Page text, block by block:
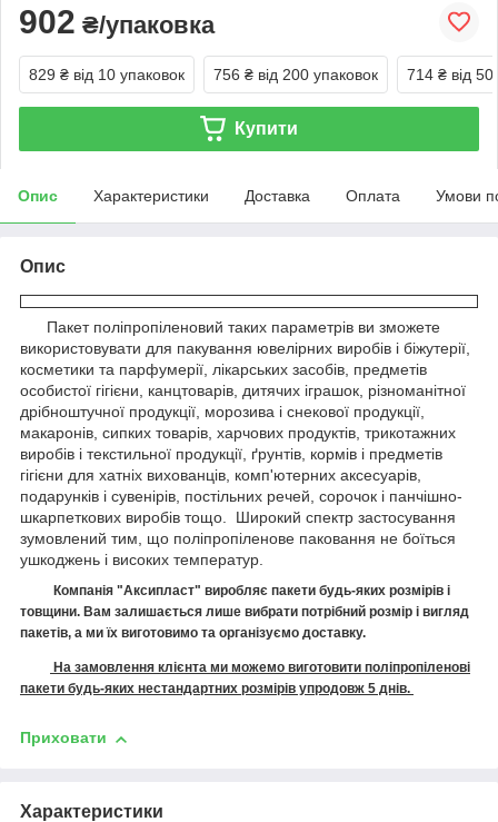
902 ₴/упаковка
829 ₴ від 10 упаковок 756 ₴ від 200 упаковок 714 ₴ від
Купити
Опис Характеристики Доставка Оплата Умови
Опис
Пакет поліпропіленовий таких параметрів ви зможете
використовувати для пакування ювелірних виробів і біжутерії,
косметики та парфумерії, лікарських засобів, предметів
особистої гігієни, канцтоварів, дитячих іграшок, різноманітної
дрібноштучної продукції, морозива і снекової продукції,
макаронів, сипких товарів, харчових продуктів, трикотажних
виробів і текстильної продукції, ґрунтів, кормів і предметів
гігієни для хатніх вихованців, комп'ютерних аксесуарів,
подарунків і сувенірів, постільних речей, сорочок і панчішно-
шкарпеткових виробів тощо. Широкий спектр застосування
зумовлений тим, що поліпропіленове паковання не боїться
ушкоджень і високих температур.
Компанія "Аксипласт" виробляє пакети будь-яких розмірів і
товщини. Вам залишається лише вибрати потрібний розмір і вигляд
пакетів, а ми їх виготовимо та організуємо доставку.
На замовлення клієнта ми можемо виготовити поліпропіленові
пакети будь-яких нестандартних розмірів упродовж 5 днів.
Приховати
Характеристики